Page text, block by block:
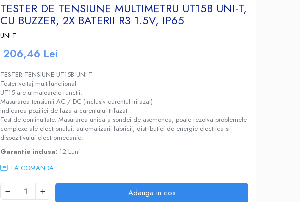
TESTER DE TENSIUNE MULTIMETRU UT15B UNI-T,
CU BUZZER, 2X BATERII R3 1.5V, IP65
UNI-T
206,46 Lei
TESTER TENSIUNE UT15B UNI-T
Tester voltaj multifunctional
UT15 are urmatoarele functii:
Masurarea tensiunii AC / DC (inclusiv curentul trifazat)
Indicarea pozitiei de faza a curentului trifazat
Test de continuitate, Masurarea unica a sondei de asemenea, poate rezolva problemele
complexe ale electronului, automatizarii fabricii, distributiei de energie electrica si
dispozitivului electromecanic.
Garantie inclusa: 12 Luni
LA COMANDA
Adauga in cos